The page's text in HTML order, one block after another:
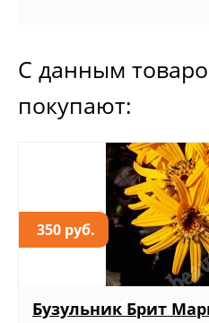
С данным
покупают:
350 руб.
Бузульник Брит